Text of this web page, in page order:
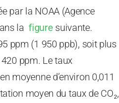
par la NOAA (Agence
lafigure suivante.
ppm (1 950 ppb), soit plus
ppm. Le taux
moyenne d’environ 0,011
moyen du taux de CO₂,